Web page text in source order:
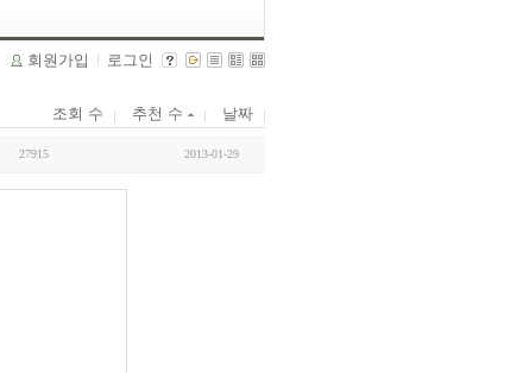
회원가입 로그인
조회 수 추천 수 날짜
27915 2013-01-29